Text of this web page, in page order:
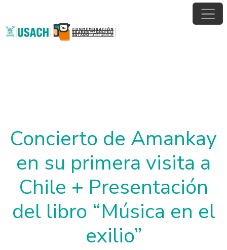
Concierto de Amankay
en su primera visita a
Chile + Presentación
del libro “Música en el
exilio”